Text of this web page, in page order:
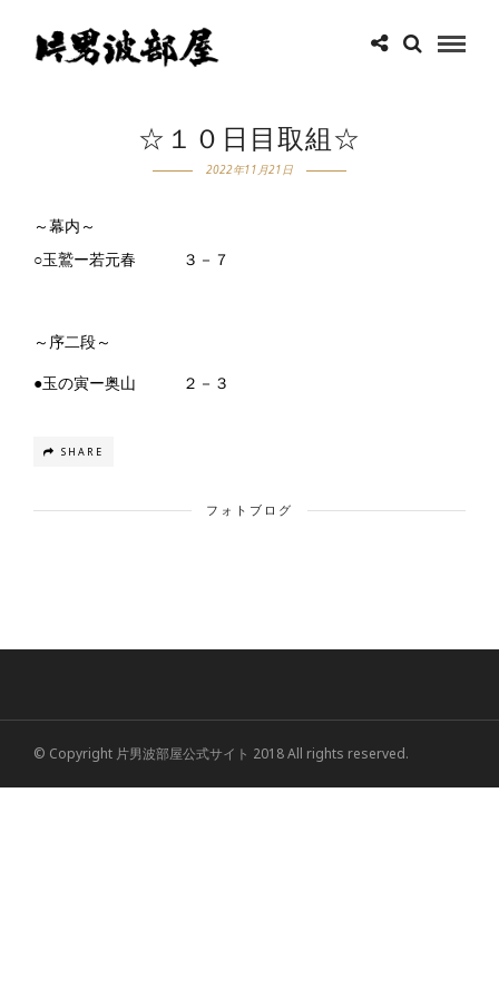
☆１０日目取組☆
2022年11月21日
～幕内～
○玉鷲ー若元春 ３－７
～序二段～
●玉の寅ー奥山 ２－３
SHARE
フォトブログ
© Copyright 片男波部屋公式サイト 2018 All rights reserved.